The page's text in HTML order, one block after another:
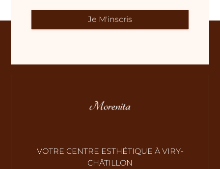
Je M'inscris
VOTRE CENTRE ESTHÉTIQUE À VIRY-
CHÂTILLON